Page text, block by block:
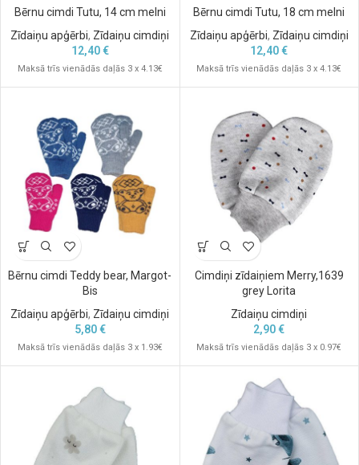
Bērnu cimdi Tutu, 14 cm melni
Zīdaiņu apģērbi, Zīdaiņu cimdiņi
12,40€
Maksā trīs vienādās daļās 3 x 4.13€
Bērnu cimdi Tutu, 18 cm melni
Zīdaiņu apģērbi, Zīdaiņu cimdiņi
12,40€
Maksā trīs vienādās daļās 3 x 4.13€
Bērnu cimdi Teddy bear, Margot-
Bis
Zīdaiņu apģērbi, Zīdaiņu cimdiņi
5,80€
Maksā trīs vienādās daļās 3 x 1.93€
Cimdiņi zīdaiņiem Merry,1639
grey Lorita
Zīdaiņu cimdiņi
2,90€
Maksā trīs vienādās daļās 3 x 0.97€